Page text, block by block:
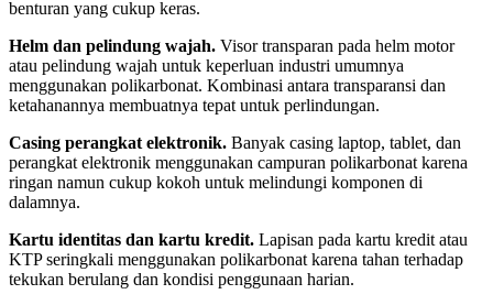
benturan yang cukup keras.
Helm dan pelindung wajah. Visor transparan pada helm motor
atau pelindung wajah untuk keperluan industri umumnya
menggunakan polikarbonat. Kombinasi antara transparansi dan
ketahanannya membuatnya tepat untuk perlindungan.
Casing perangkat elektronik. Banyak casing laptop, tablet, dan
perangkat elektronik menggunakan campuran polikarbonat karena
ringan namun cukup kokoh untuk melindungi komponen di
dalamnya.
Kartu identitas dan kartu kredit. Lapisan pada kartu kredit atau
KTP seringkali menggunakan polikarbonat karena tahan terhadap
tekukan berulang dan kondisi penggunaan harian.